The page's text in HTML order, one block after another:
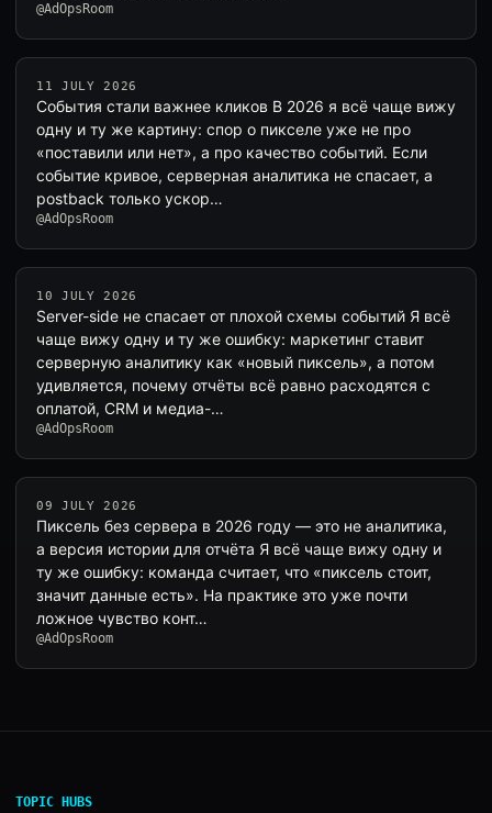
@AdOpsRoom
11 JULY 2026
События стали важнее кликов В 2026 я всё чаще вижу
одну и ту же картину: спор о пикселе уже не про
«поставили или нет», а про качество событий. Если
событие кривое, серверная аналитика не спасает, а
postback только ускор…
@AdOpsRoom
10 JULY 2026
Server-side не спасает от плохой схемы событий Я всё
чаще вижу одну и ту же ошибку: маркетинг ставит
серверную аналитику как «новый пиксель», а потом
удивляется, почему отчёты всё равно расходятся с
оплатой, CRM и медиа-…
@AdOpsRoom
09 JULY 2026
Пиксель без сервера в 2026 году — это не аналитика,
а версия истории для отчёта Я всё чаще вижу одну и
ту же ошибку: команда считает, что «пиксель стоит,
значит данные есть». На практике это уже почти
ложное чувство конт…
@AdOpsRoom
TOPIC HUBS